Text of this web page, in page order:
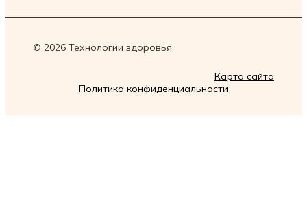
© 2026 Технологии здоровья
Карта сайта
Политика конфиденциальности